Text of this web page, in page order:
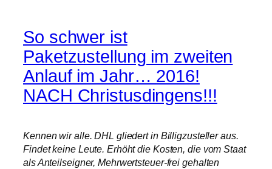
So schwer ist
Paketzustellung im zweiten
Anlauf im Jahr… 2016!
NACH Christusdingens!!!
Kennen wir alle. DHL gliedert in Billigzusteller aus.
Findet keine Leute. Erhöht die Kosten, die vom Staat
als Anteilseigner, Mehrwertsteuer-frei gehalten